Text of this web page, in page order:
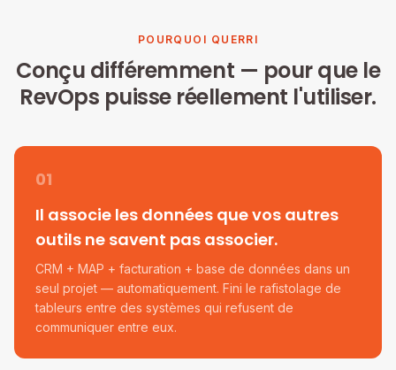
POURQUOI QUERRI
Conçu différemment — pour que le
RevOps puisse réellement l'utiliser.
01
Il associe les données que vos autres
outils ne savent pas associer.
CRM + MAP + facturation + base de données dans un
seul projet — automatiquement. Fini le rafistolage de
tableurs entre des systèmes qui refusent de
communiquer entre eux.